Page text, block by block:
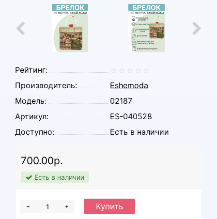
Рейтинг:
Производитель:
Eshemoda
Модель:
02187
Артикул:
ES-040528
Доступно:
Есть в наличии
700.00р.
Есть в наличии
+
- Купить